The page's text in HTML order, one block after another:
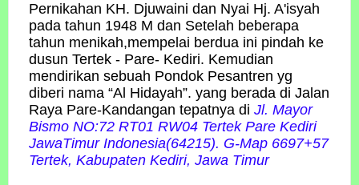
Pernikahan KH. Djuwaini dan Nyai Hj. A'isyah
pada tahun 1948 M dan Setelah beberapa
tahun menikah,mempelai berdua ini pindah ke
dusun Tertek - Pare- Kediri. Kemudian
mendirikan sebuah Pondok Pesantren yg
diberi nama “Al Hidayah”. yang berada di Jalan
Raya Pare-Kandangan tepatnya di Jl. Mayor
Bismo NO:72 RT01 RW04 Tertek Pare Kediri
JawaTimur Indonesia(64215). G-Map 6697+57
Tertek, Kabupaten Kediri, Jawa Timur